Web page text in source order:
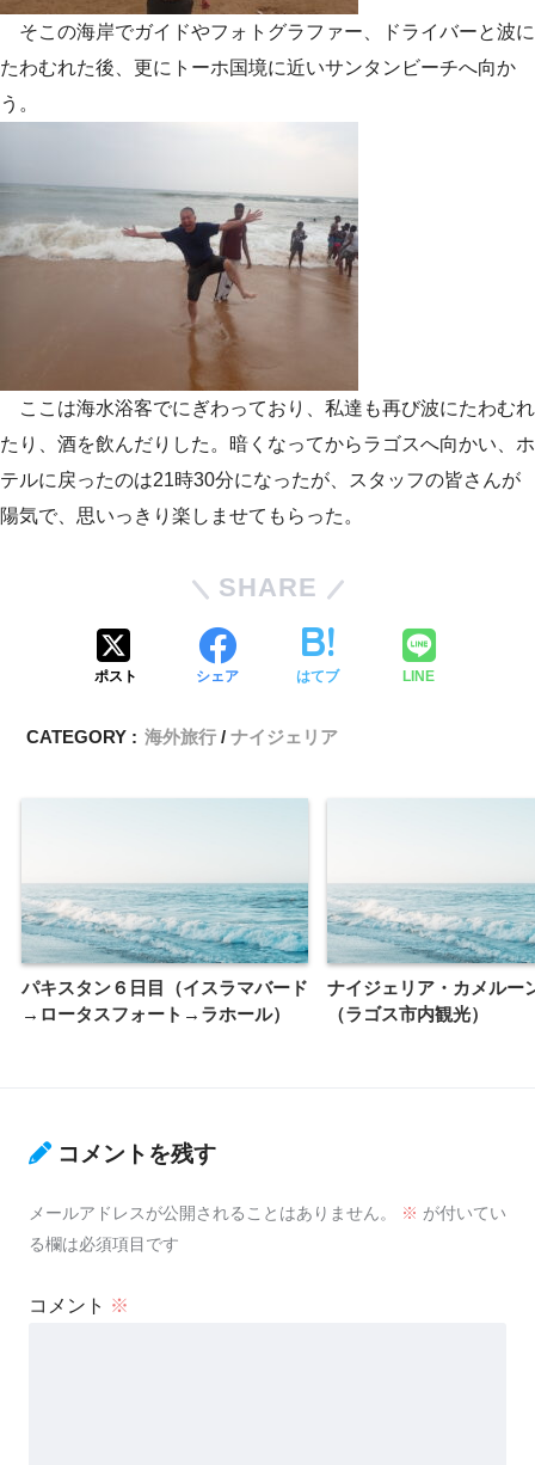
そこの海岸でガイドやフォトグラファー、ドライバーと波に
たわむれた後、更にトーホ国境に近いサンタンビーチへ向か
う。
ここは海水浴客でにぎわっており、私達も再び波にたわむれ
たり、酒を飲んだりした。暗くなってからラゴスへ向かい、ホ
テルに戻ったのは21時30分になったが、スタッフの皆さんが
陽気で、思いっきり楽しませてもらった。
SHARE
ポスト シェア はてブ LINE
CATEGORY : 海外旅行 ナイジェリア
パキスタン６日目（イスラマバード
→ロータスフォート→ラホール）
ナイジェリア・カメルー
（ラゴス市内観光）
コメントを残す
メールアドレスが公開されることはありません。 ※ が付いてい
る欄は必須項目です
コメント ※